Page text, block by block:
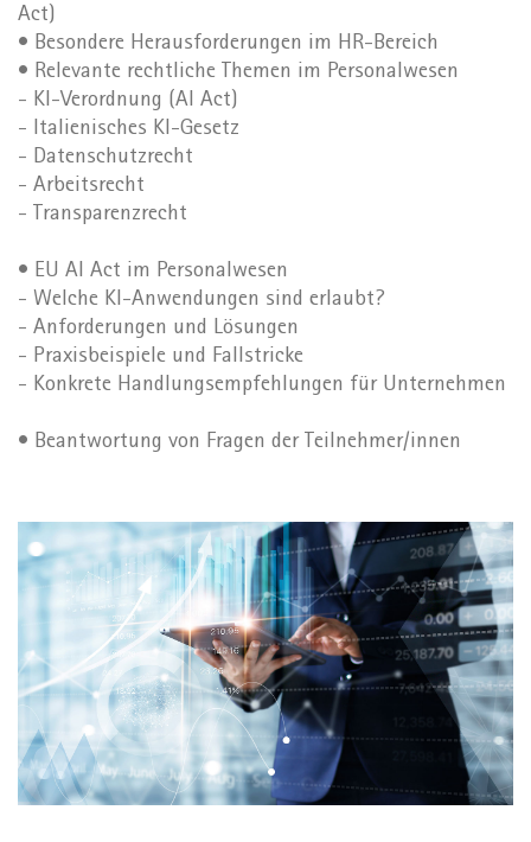
Act)
• Besondere Herausforderungen im HR-Bereich
• Relevante rechtliche Themen im Personalwesen
- KI-Verordnung (AI Act)
- Italienisches KI-Gesetz
- Datenschutzrecht
- Arbeitsrecht
- Transparenzrecht
• EU AI Act im Personalwesen
- Welche KI-Anwendungen sind erlaubt?
- Anforderungen und Lösungen
- Praxisbeispiele und Fallstricke
- Konkrete Handlungsempfehlungen für Unternehmen
• Beantwortung von Fragen der Teilnehmer/innen